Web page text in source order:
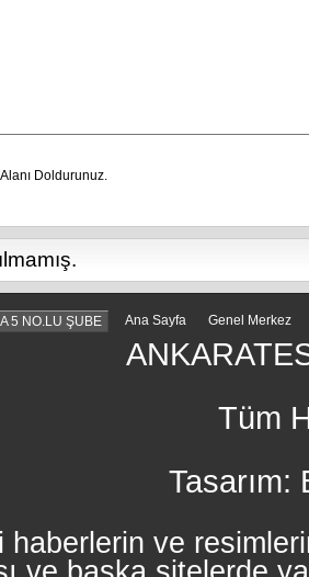
Doldurunuz.
5 NO.LU ŞUBE Ana Sayfa Genel Merkez
Tüm
Tasarım:
haberlerin ve